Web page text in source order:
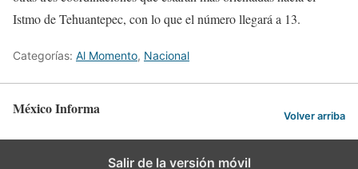
Istmo de Tehuantepec, con lo que el número llegará a 13.
Categorías: Al Momento, Nacional
México Informa Volver arriba
Salir de la versión móvil